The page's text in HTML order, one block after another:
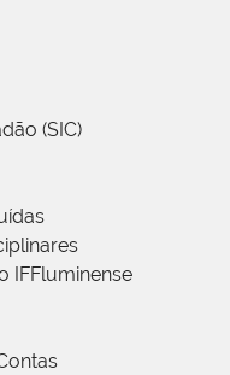
(SIC)
IFFluminense